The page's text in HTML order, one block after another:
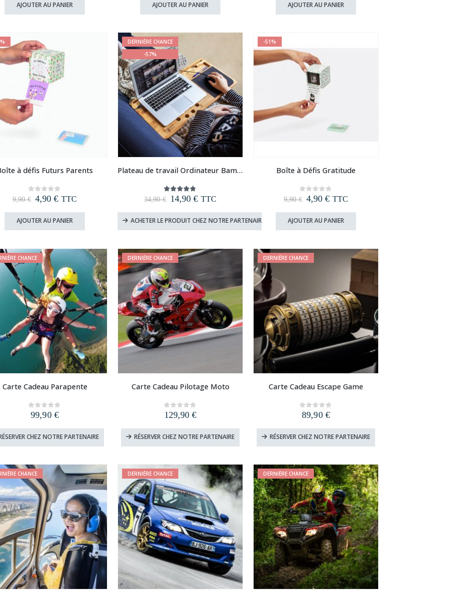
était :
est :
AJOUTER AU PANIER
était : est :
AJOUTER AU PANIER
était : est :
AJOUTER AU PANIER
à défis Futurs Parents
0 out of 5
9,90€ Le
initial
était :
4,90€Le
actuel
est :
TTC
AJOUTER AU PANIER
DERNIÈRE CHANCE
-57%
Plateau de travail Ordinateur Bambou
4.77out of 5
34,90€ Le
initial
était :
14,90€Le
actuel
est :
TTC
ACHETER LE PRODUIT CHEZ NOTRE PARTENAIRE
-51%
Boîte à Défis Gratitude
0 out of 5
9,90€ Le
initial
était :
4,90€Le
actuel
est :
TTC
AJOUTER AU PANIER
CHANCE
Carte Cadeau Parapente
0out of 5
99,90 €
CHEZ NOTRE PARTENAIRE
DERNIÈRE CHANCE
Carte Cadeau Pilotage Moto
0 out of 5
129,90€
RÉSERVER CHEZ NOTRE PARTENAIRE
DERNIÈRE CHANCE
Carte Cadeau Escape Game
0out of 5
89,90 €
RÉSERVER CHEZ NOTRE PARTENAIRE
CHANCE DERNIÈRE CHANCE DERNIÈRE CHANCE